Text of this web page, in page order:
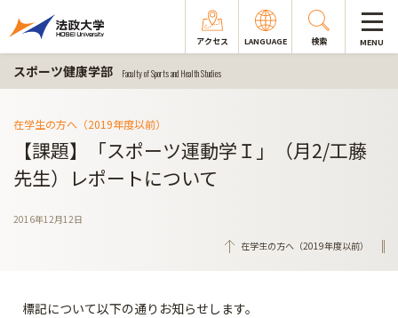
アクセス LANGUAGE 検索 MENU
スポーツ健康学部 Faculty of Sports and Health Studies
在学生の方へ（2019年度以前）
【課題】「スポーツ運動学Ｉ」（月2/工藤
先生）レポートについて
2016年12月12日
在学生の方へ（2019年度以前）
標記について以下の通りお知らせします。